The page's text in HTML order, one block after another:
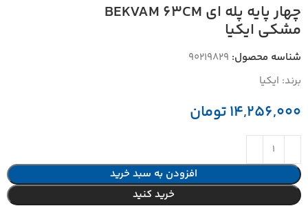
چهار پايه پله اي BEKVAM 63CM
مشكي ايكيا
شناسه محصول: 90219829
برند: ایکیا
14,256,000تومان
افزودن به سبد خرید
خرید کنید